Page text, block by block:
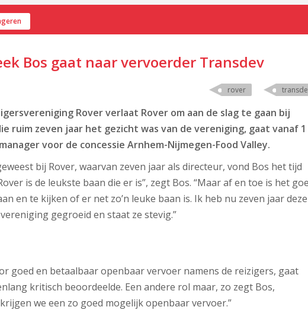
Bos gaat naar vervoerder Transdev
rover
Rover verlaat Rover om aan de slag te gaan bij
ruim zeven jaar het gezicht was van de vereniging, gaat vanaf 1
voor de concessie Arnhem-Nijmegen-Food Valley.
bij Rover, waarvan zeven jaar als directeur, vond Bos het tijd
is de leukste baan die er is”, zegt Bos. “Maar af en toe is het
en te kijken of er net zo’n leuke baan is. Ik heb nu zeven jaar deze
gegroeid en staat ze stevig.”
goed en betaalbaar openbaar vervoer namens de reizigers, gaat
kritisch beoordeelde. Een andere rol maar, zo zegt Bos,
we een zo goed mogelijk openbaar vervoer.”